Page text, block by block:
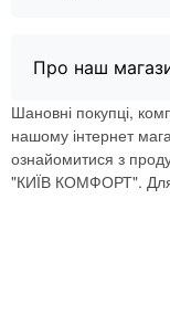
Про наш
Шановні покупці,
нашому інтернет
ознайомитися з
"КИЇВ КОМФОРТ". Для